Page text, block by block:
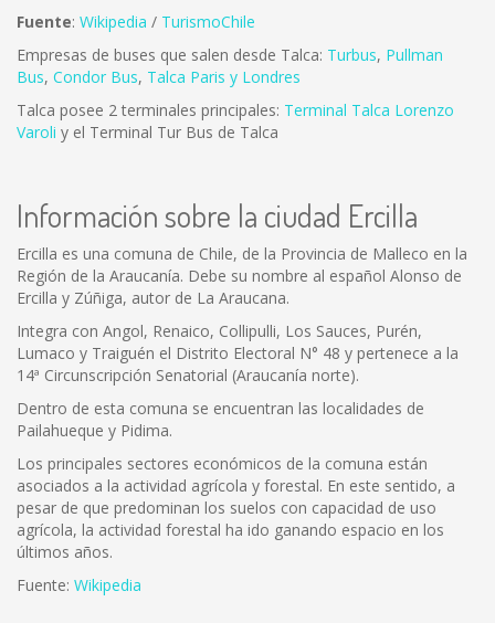
Fuente: Wikipedia / TurismoChile
Empresas de buses que salen desde Talca: Turbus, Pullman
Bus, Condor Bus, Talca Paris y Londres
Talca posee 2 terminales principales: Terminal Talca Lorenzo
Varoli y el Terminal Tur Bus de Talca
Información sobre la ciudad Ercilla
Ercilla es una comuna de Chile, de la Provincia de Malleco en la
Región de la Araucanía. Debe su nombre al español Alonso de
Ercilla y Zúñiga, autor de La Araucana.
Integra con Angol, Renaico, Collipulli, Los Sauces, Purén,
Lumaco y Traiguén el Distrito Electoral N° 48 y pertenece a la
14ª Circunscripción Senatorial (Araucanía norte).
Dentro de esta comuna se encuentran las localidades de
Pailahueque y Pidima.
Los principales sectores económicos de la comuna están
asociados a la actividad agrícola y forestal. En este sentido, a
pesar de que predominan los suelos con capacidad de uso
agrícola, la actividad forestal ha ido ganando espacio en los
últimos años.
Fuente: Wikipedia